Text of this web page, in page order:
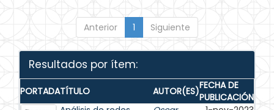
Anterior 1 Siguiente
Resultados por ítem:
PORTADATÍTULO AUTOR(ES)FECHA DE
PUBLICACIÓN